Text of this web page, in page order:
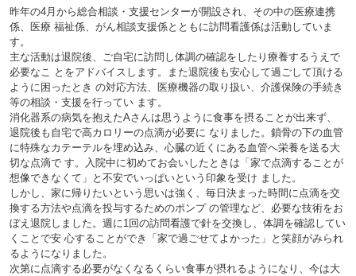
昨年の4月から総合相談・支援センターが開設され、その中の医療連携
係、医療 福祉係、がん相談支援係とともに訪問看護係は活動していま
す。
主な活動は退院後、ご自宅に訪問し体調の確認をしたり療養するうえで
必要なこ とをアドバイスします。また退院後も安心して過ごして頂ける
ように困ったとき の対応方法、医療機器の取り扱い、介護保険の手続き
等の相談・支援を行ってい ます。
消化器系の病気を抱えたAさんは思うように食事を摂ることが出来ず、
退院後も自宅で高カロリーの点滴が必要に なりました。鎖骨の下の血管
に特殊なカテーテルを埋め込み、心臓の近くにある血管へ栄養を送る大
切な点滴で す。入院中に初めてお会いしたときは「家で点滴することが
想像できなくて」と不安でいっぱいという印象を受け ました。
しかし、家に帰りたいという思いは強く、毎日決まった時間に点滴を交
換する方法や点滴を投与するためのポンプ の管理など、必要な技術をお
ぼえ退院しました。週に1回の訪問看護で針を交換し、体調を確認してい
くことで安 心することができ「家で過ごせてよかった」と笑顔がみられ
るようになりました。
次第に点滴する必要がなくなるくらい食事が摂れるようになり、今は大